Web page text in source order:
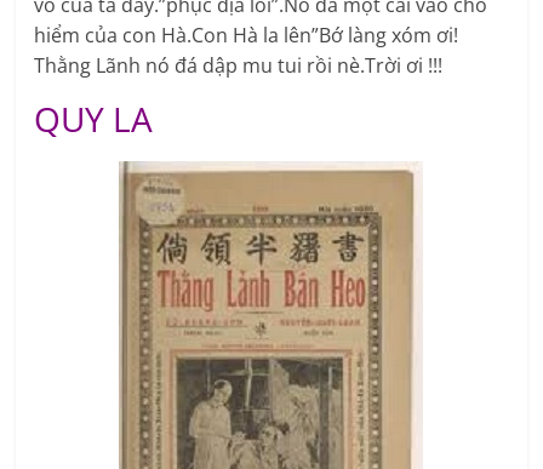
võ của ta đây.”phục địa lôi”.Nó đá một cái vào chỗ
hiểm của con Hà.Con Hà la lên”Bớ làng xóm ơi!
Thằng Lãnh nó đá dập mu tui rồi nè.Trời ơi !!!
QUY LA